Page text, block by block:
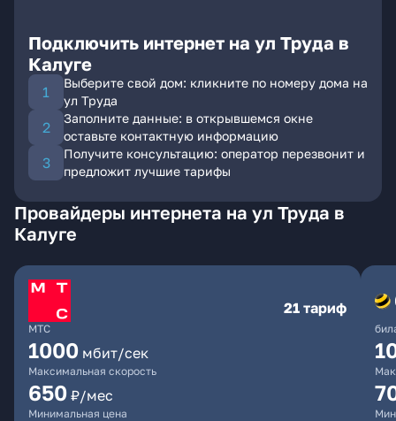
Подключить интернет на ул Труда в
Калуге
Выберите свой дом: кликните по номеру дома на
ул Труда
Заполните данные: в открывшемся окне
оставьте контактную информацию
Получите консультацию: оператор перезвонит и
предложит лучшие тарифы
Провайдеры интернета на ул Труда в
Калуге
МТС
21 тариф
1000 мбит/сек
Максимальная скорость
650 ₽/мес
Минимальная цена